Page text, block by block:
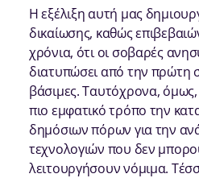
Η εξέλιξη αυτή μας
δικαίωσης, καθώς
χρόνια, ότι οι σοβαρές
διατυπώσει από την πρώτη
βάσιμες. Ταυτόχρονα, όμως,
πιο εμφατικό τρόπο την
δημόσιων πόρων για την
τεχνολογιών που δεν
λειτουργήσουν νόμιμα.